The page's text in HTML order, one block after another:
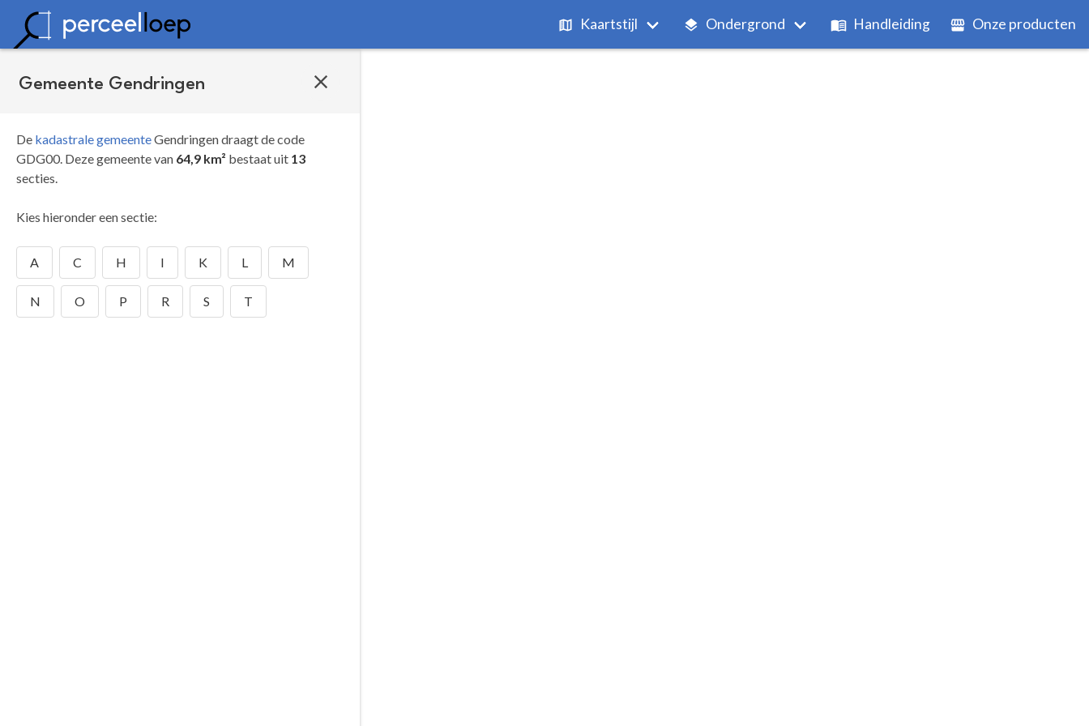
Kaartstijl Ondergrond Handleiding Onze producten
Gemeente Gendringen
De kadastrale gemeenteGendringen draagt de code
GDG00. Deze gemeente van 64,9 km² bestaat uit 13
secties.
Kies hieronder een sectie:
A C H I K L M
N O P R S T